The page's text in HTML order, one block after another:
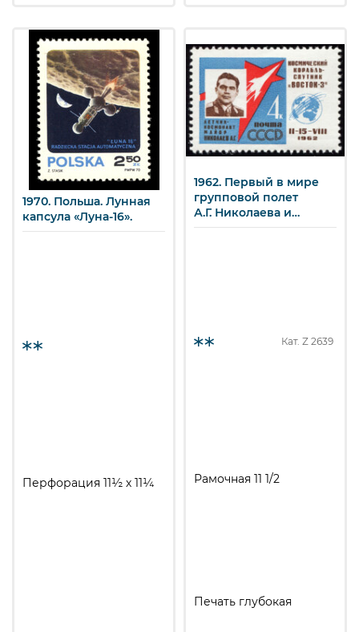
1970. Польша. Лунная
капсула «Луна-16».
Перфорация 11½ х 11¼
1962. Первый в мире
групповой полет
А.Г. Николаева и
П.Р. Поповича на
Кат. Z 2639
Рамочная 11 1/2
Печать глубокая